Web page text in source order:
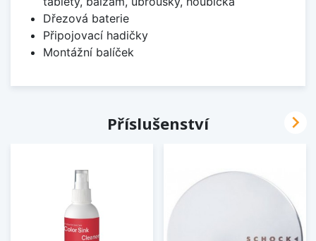
Dřezová baterie
Připojovací hadičky
Montážní balíček
Příslušenství 